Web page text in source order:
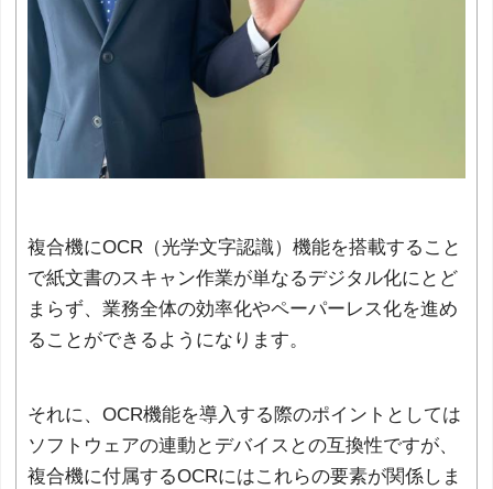
複合機にOCR（光学文字認識）機能を搭載すること
で紙文書のスキャン作業が単なるデジタル化にとど
まらず、業務全体の効率化やペーパーレス化を進め
ることができるようになります。
それに、OCR機能を導入する際のポイントとしては
ソフトウェアの連動とデバイスとの互換性ですが、
複合機に付属するOCRにはこれらの要素が関係しま